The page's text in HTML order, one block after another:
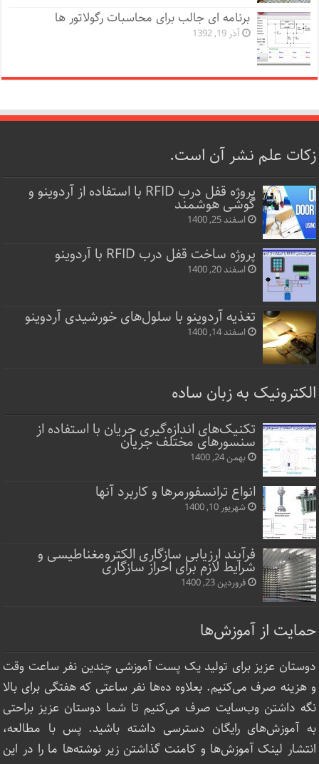
برنامه ای جالب برای محاسبات رگولاتور ها
آذر 19, 1392
زکات علم نشر آن است.
پروژه قفل‌ درب RFID با استفاده از آردوینو و
گوشی هوشمند
اسفند 25, 1400
پروژه ساخت قفل‌ درب RFID با آردوینو
اسفند 20, 1400
تغذیه آردوینو با سلول‌های خورشیدی آردوینو
اسفند 14, 1400
الکترونیک به زبان ساده
تکنیک‌های اندازه‌گیری جریان با استفاده از
سنسورهای مختلف جریان
بهمن 24, 1400
انواع ترانسفورمرها و کاربرد آنها
شهریور 10, 1400
فرآیند ارزیابی سازگاری الکترومغناطیسی و
شرایط لازم برای احراز سازگاری
فروردین 23, 1400
حمایت از آموزش‌ها
دوستان عزیز برای تولید یک پست آموزشی چندین نفر ساعت‌ وقت
و هزینه صرف می‌کنیم. بعلاوه ده‌ها نفر ساعتی که هفتگی برای بالا
نگه داشتن وب‌سایت صرف ‌می‌کنیم تا شما دوستان عزیز براحتی
به آموزش‌های رایگان دسترسی داشته باشید. پس با مطالعه،
انتشار لینک‌ آموزش‌ها و کامنت گذاشتن زیر نوشته‌‌ها ما را در این